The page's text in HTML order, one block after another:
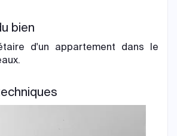
bien
d'un appartement dans le